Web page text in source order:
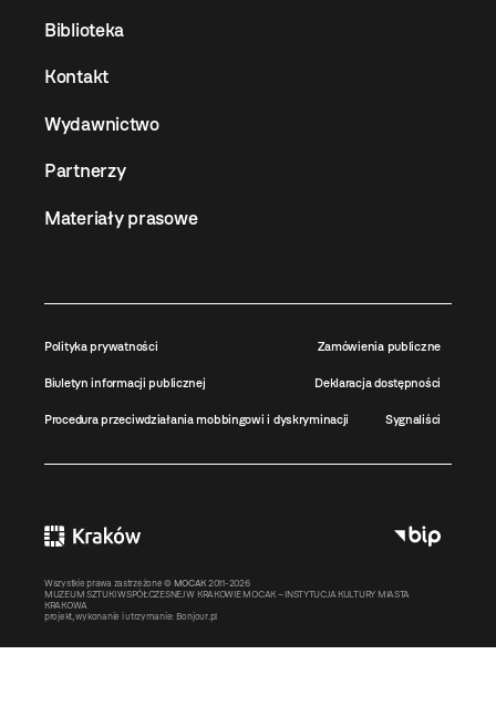
Biblioteka
Kontakt
Wydawnictwo
Partnerzy
Materiały prasowe
Polityka prywatności Zamówienia publiczne
Biuletyn informacji publicznej Deklaracja dostępności
Procedura przeciwdziałania mobbingowi i dyskryminacji Sygnaliści
Wszystkie prawa zastrzeżone © MOCAK 2011-2026
MUZEUM SZTUKI WSPÓŁCZESNEJ W KRAKOWIE MOCAK – INSTYTUCJA KULTURY MIASTA
KRAKOWA
projekt, wykonanie i utrzymanie: Bonjour.pl